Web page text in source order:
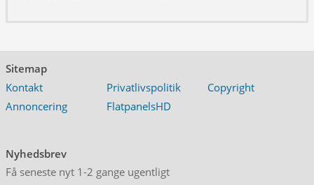
Sitemap
Kontakt
Privatlivspolitik
Copyright
Annoncering
FlatpanelsHD
Nyhedsbrev
Få seneste nyt 1-2 gange ugentligt